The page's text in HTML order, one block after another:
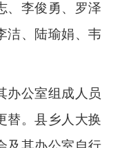
、李俊勇、罗泽
洁、陆瑜娟、韦
办公室组成人员
替。县乡人大换